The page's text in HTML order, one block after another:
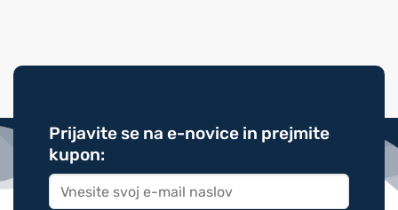
Prijavite se na e-novice in prejmite
kupon: